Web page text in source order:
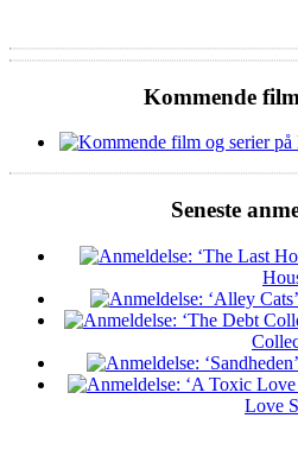
Kommende
Seneste
Love